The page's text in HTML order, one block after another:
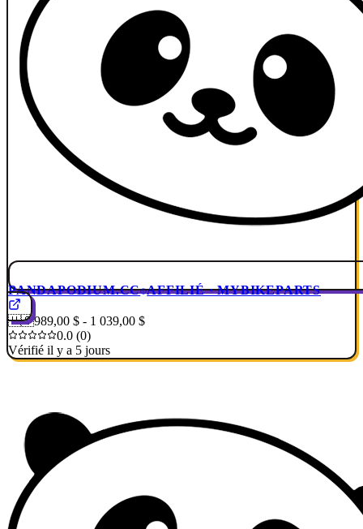
PANDAPODIUM.CC AFFILIÉ · MYBIKEPARTS
🇺🇸989,00 $ - 1 039,00 $
0.0 (0)
Vérifié il y a 5 jours